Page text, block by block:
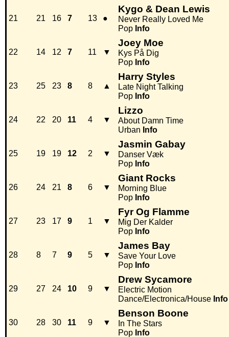
21 21 16 7 13 ●
Kygo & Dean Lewis
Never Really Loved Me
Pop Info
22 14 12 7 11 ▼
Joey Moe
Kys På Dig
Pop Info
23 25 23 8 8 ▲
Harry Styles
Late Night Talking
Pop Info
24 22 20 11 4 ▼
Lizzo
About Damn Time
Urban Info
25 19 19 12 2 ▼
Jasmin Gabay
Danser Væk
Pop Info
26 24 21 8 6 ▼
Giant Rocks
Morning Blue
Pop Info
27 23 17 9 1 ▼
Fyr Og Flamme
Mig Der Kalder
Pop Info
28 8 7 9 5 ▼
James Bay
Save Your Love
Pop Info
29 27 24 10 9 ▼
Drew Sycamore
Electric Motion
Dance/Electronica/House Info
30 28 30 11 9 ▼
Benson Boone
In The Stars
Pop Info